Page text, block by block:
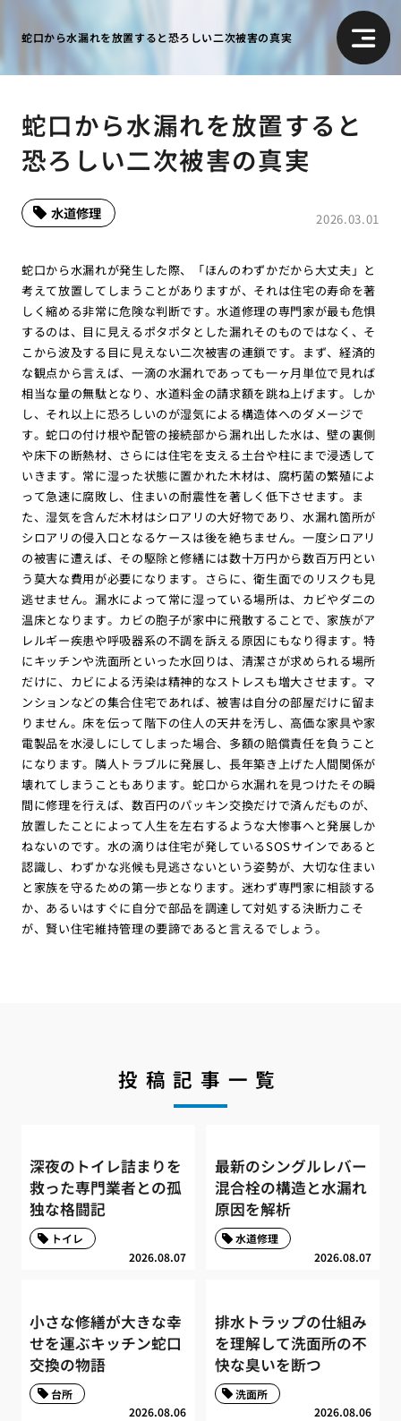
蛇口から水漏れを放置すると恐ろしい二次被害の真実
蛇口から水漏れを放置すると
恐ろしい二次被害の真実
2026.03.01
水道修理
蛇口から水漏れが発生した際、「ほんのわずかだから大丈夫」と
考えて放置してしまうことがありますが、それは住宅の寿命を著
しく縮める非常に危険な判断です。水道修理の専門家が最も危惧
するのは、目に見えるポタポタとした漏れそのものではなく、そ
こから波及する目に見えない二次被害の連鎖です。まず、経済的
な観点から言えば、一滴の水漏れであっても一ヶ月単位で見れば
相当な量の無駄となり、水道料金の請求額を跳ね上げます。しか
し、それ以上に恐ろしいのが湿気による構造体へのダメージで
す。蛇口の付け根や配管の接続部から漏れ出した水は、壁の裏側
や床下の断熱材、さらには住宅を支える土台や柱にまで浸透して
いきます。常に湿った状態に置かれた木材は、腐朽菌の繁殖によ
って急速に腐敗し、住まいの耐震性を著しく低下させます。ま
た、湿気を含んだ木材はシロアリの大好物であり、水漏れ箇所が
シロアリの侵入口となるケースは後を絶ちません。一度シロアリ
の被害に遭えば、その駆除と修繕には数十万円から数百万円とい
う莫大な費用が必要になります。さらに、衛生面でのリスクも見
逃せません。漏水によって常に湿っている場所は、カビやダニの
温床となります。カビの胞子が家中に飛散することで、家族がア
レルギー疾患や呼吸器系の不調を訴える原因にもなり得ます。特
にキッチンや洗面所といった水回りは、清潔さが求められる場所
だけに、カビによる汚染は精神的なストレスも増大させます。マ
ンションなどの集合住宅であれば、被害は自分の部屋だけに留ま
りません。床を伝って階下の住人の天井を汚し、高価な家具や家
電製品を水浸しにしてしまった場合、多額の賠償責任を負うこと
になります。隣人トラブルに発展し、長年築き上げた人間関係が
壊れてしまうこともあります。蛇口から水漏れを見つけたその瞬
間に修理を行えば、数百円のパッキン交換だけで済んだものが、
放置したことによって人生を左右するような大惨事へと発展しか
ねないのです。水の滴りは住宅が発しているSOSサインであると
認識し、わずかな兆候も見逃さないという姿勢が、大切な住まい
と家族を守るための第一歩となります。迷わず専門家に相談する
か、あるいはすぐに自分で部品を調達して対処する決断力こそ
が、賢い住宅維持管理の要諦であると言えるでしょう。
投稿記事一覧
深夜のトイレ詰まりを
救った専門業者との孤
独な格闘記
2026.08.07
トイレ
最新のシングルレバー
混合栓の構造と水漏れ
原因を解析
2026.08.07
水道修理
小さな修繕が大きな幸
せを運ぶキッチン蛇口
交換の物語
2026.08.06
台所
排水トラップの仕組み
を理解して洗面所の不
快な臭いを断つ
2026.08.06
洗面所